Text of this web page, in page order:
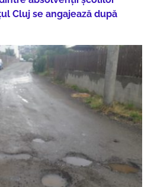
Cluj se angajează după